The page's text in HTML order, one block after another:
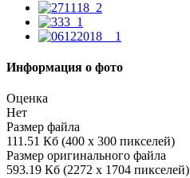
Информация о фото
Оценка
Нет
Размер файла
111.51 Кб (400 x 300 пикселей)
Размер оригинального файла
593.19 Кб (2272 x 1704 пикселей)